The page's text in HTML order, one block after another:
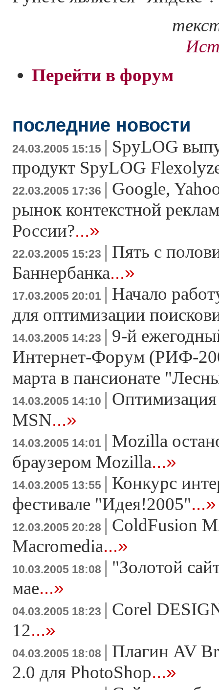
Перейти в форум
последние новости
24.03.2005 15:15 | SpyLOG
продукт SpyLOG
22.03.2005 17:36 | Google,
рынок контекстной
России?...»
22.03.2005 15:23 | Пять с
Баннербанка...»
17.03.2005 20:01 | Начало
для оптимизации
14.03.2005 14:23 | 9-й
Интернет-Форум (РИФ-
марта в пансионате
14.03.2005 14:10 | Оптимизация
MSN...»
14.03.2005 14:01 | Mozilla
браузером Mozilla...»
14.03.2005 13:55 | Конкурс
фестивале "Идея!2005"...»
12.03.2005 20:28 | ColdFusion
Macromedia...»
10.03.2005 18:08 | "Золотой
мае...»
04.03.2005 18:23 | Corel
12...»
04.03.2005 18:08 | Плагин AV
2.0 для PhotoShop...»